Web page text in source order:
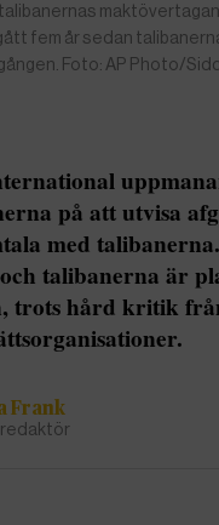
fem år sedan
Foto: AP Photo/
på att utvisa
med
talibanerna är
trots hård kritik
Frank